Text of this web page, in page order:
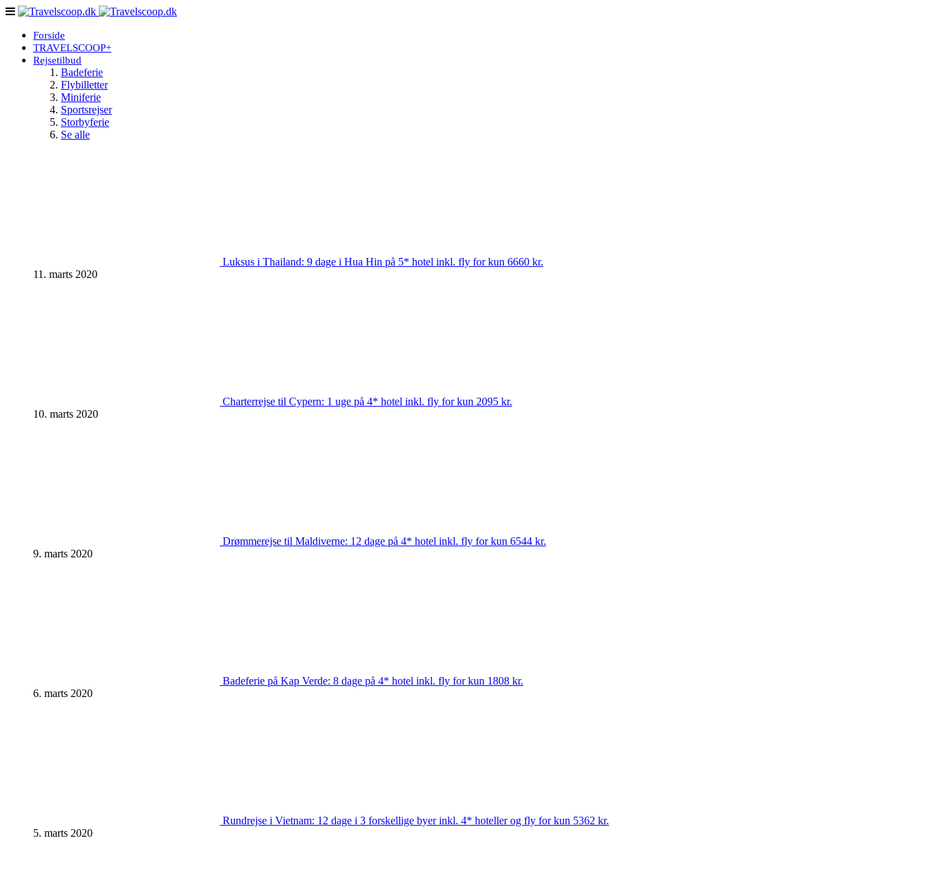
Forside
TRAVELSCOOP+
Rejsetilbud
Badeferie
Flybilletter
Miniferie
Sportsrejser
Storbyferie
Se alle
Luksus i Thailand: 9 dage i Hua Hin på 5* hotel inkl. fly for kun 6660 kr.
11. marts 2020
Charterrejse til Cypern: 1 uge på 4* hotel inkl. fly for kun 2095 kr.
10. marts 2020
Drømmerejse til Maldiverne: 12 dage på 4* hotel inkl. fly for kun 6544 kr.
9. marts 2020
Badeferie på Kap Verde: 8 dage på 4* hotel inkl. fly for kun 1808 kr.
6. marts 2020
Rundrejse i Vietnam: 12 dage i 3 forskellige byer inkl. 4* hoteller og fly for kun 5362 kr.
5. marts 2020